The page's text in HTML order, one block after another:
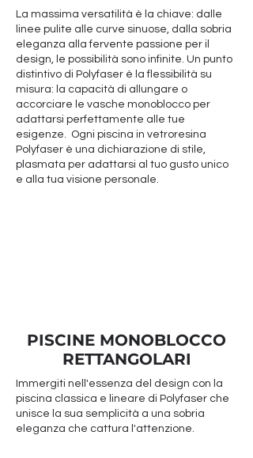
La massima versatilità è la chiave: dalle
linee pulite alle curve sinuose, dalla sobria
eleganza alla fervente passione per il
design, le possibilità sono infinite. Un punto
distintivo di Polyfaser è la flessibilità su
misura: la capacità di allungare o
accorciare le vasche monoblocco per
adattarsi perfettamente alle tue
esigenze. Ogni piscina in vetroresina
Polyfaser è una dichiarazione di stile,
plasmata per adattarsi al tuo gusto unico
e alla tua visione personale.
PISCINE MONOBLOCCO
RETTANGOLARI
Immergiti nell'essenza del design con la
piscina classica e lineare di Polyfaser che
unisce la sua semplicità a una sobria
eleganza che cattura l'attenzione.